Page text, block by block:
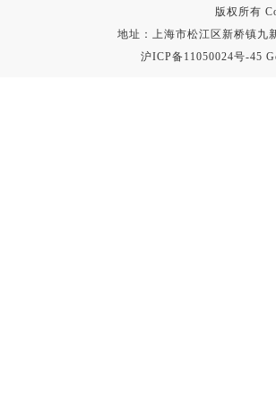
版权所有
地址：上海市松江区新桥镇九
沪ICP备11050024号-45